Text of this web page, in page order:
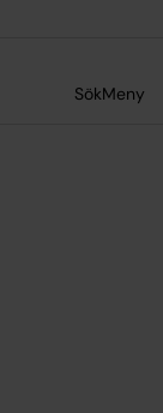
SökMeny